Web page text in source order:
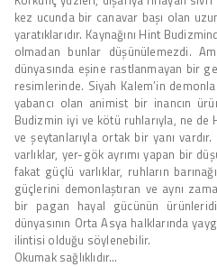
kez ucunda bir canavar başı olan
yaratıklarıdır. Kaynağını Hint
olmadan bunlar düşünülemezdi.
dünyasında eşine rastlanmayan bir
resimlerinde. Siyah Kalem’in
yabancı olan animist bir inancın
Budizmin iyi ve kötü ruhlarıyla, ne de
ve şeytanlarıyla ortak bir yanı
varlıklar, yer-gök ayrımı yapan bir
fakat güçlü varlıklar, ruhların
güçlerini demonlaştıran ve aynı
bir pagan hayal gücünün
dünyasının Orta Asya halklarında
ilintisi olduğu söylenebilir.
Okumak sağlıklıdır…